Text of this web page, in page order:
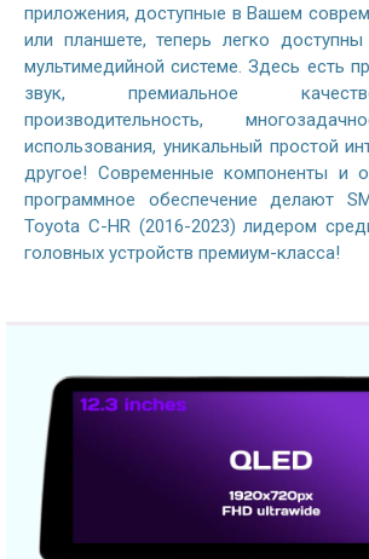
приложения, доступные в Вашем
или планшете, теперь легко
мультимедийной системе. Здесь есть
звук, премиальное
производительность,
использования, уникальный простой
другое! Современные компоненты и
программное обеспечение делают
Toyota C-HR (2016-2023) лидером
головных устройств премиум-класса!